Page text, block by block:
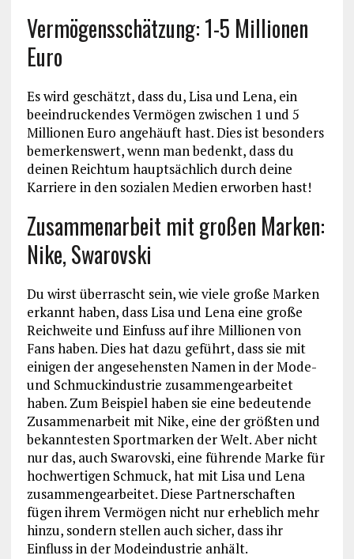
Vermögensschätzung: 1-5 Millionen
Euro
Es wird geschätzt, dass du, Lisa und Lena, ein
beeindruckendes Vermögen zwischen 1 und 5
Millionen Euro angehäuft hast. Dies ist besonders
bemerkenswert, wenn man bedenkt, dass du
deinen Reichtum hauptsächlich durch deine
Karriere in den sozialen Medien erworben hast!
Zusammenarbeit mit großen Marken:
Nike, Swarovski
Du wirst überrascht sein, wie viele große Marken
erkannt haben, dass Lisa und Lena eine große
Reichweite und Einfuss auf ihre Millionen von
Fans haben. Dies hat dazu geführt, dass sie mit
einigen der angesehensten Namen in der Mode-
und Schmuckindustrie zusammengearbeitet
haben. Zum Beispiel haben sie eine bedeutende
Zusammenarbeit mit Nike, eine der größten und
bekanntesten Sportmarken der Welt. Aber nicht
nur das, auch Swarovski, eine führende Marke für
hochwertigen Schmuck, hat mit Lisa und Lena
zusammengearbeitet. Diese Partnerschaften
fügen ihrem Vermögen nicht nur erheblich mehr
hinzu, sondern stellen auch sicher, dass ihr
Einfluss in der Modeindustrie anhält.